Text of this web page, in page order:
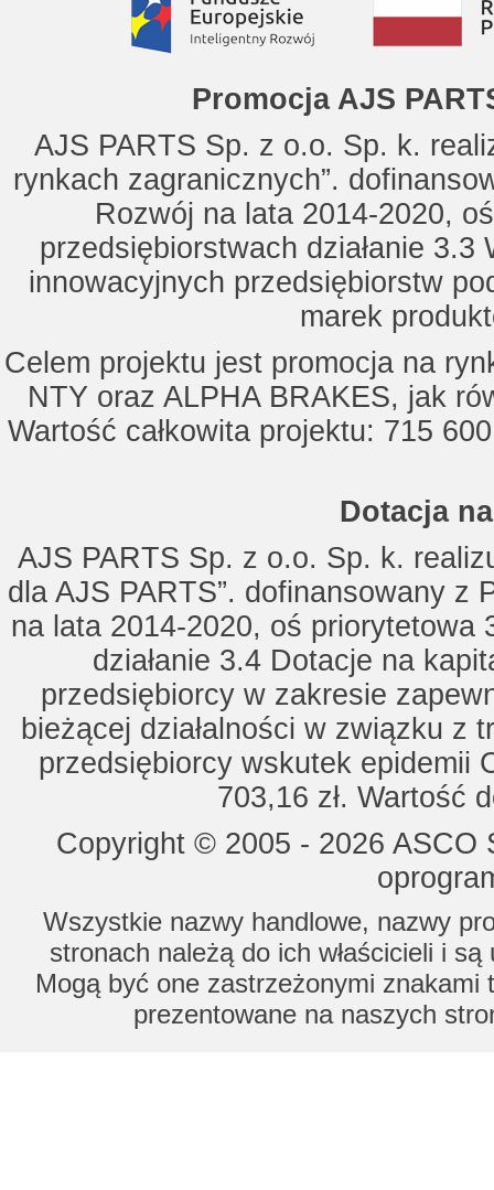
Promocja AJS
AJS PARTS Sp. z o.o. Sp. k.
rynkach zagranicznych”.
Rozwój na lata 2014-2020,
przedsiębiorstwach działanie
innowacyjnych przedsiębiorstw
marek
Celem projektu jest promocja na
NTY oraz ALPHA BRAKES, jak
Wartość całkowita projektu: 715
Dotacja
AJS PARTS Sp. z o.o. Sp. k.
dla AJS PARTS”. dofinansowany z
na lata 2014-2020, oś priorytetowa
działanie 3.4 Dotacje na
przedsiębiorcy w zakresie
bieżącej działalności w związku z
przedsiębiorcy wskutek epidemii
703,16 zł. Wartość
Copyright © 2005 - 2026
Wszystkie nazwy handlowe, nazwy
stronach należą do ich właścicieli i
Mogą być one zastrzeżonymi znakami
prezentowane na naszych